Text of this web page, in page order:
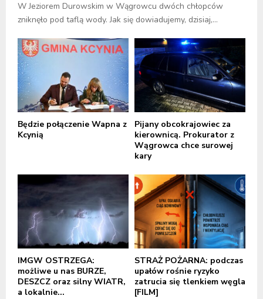
W Jeziorem Durowskim w Wągrowcu dwóch chłopców
zniknęło pod taflą wody. Jak się dowiadujemy, dzisiaj,...
Będzie połączenie Wapna z
Kcynią
Pijany obcokrajowiec za
kierownicą. Prokurator z
Wągrowca chce surowej
kary
IMGW OSTRZEGA:
możliwe u nas BURZE,
DESZCZ oraz silny WIATR,
a lokalnie...
STRAŻ POŻARNA: podczas
upałów rośnie ryzyko
zatrucia się tlenkiem węgla
[FILM]